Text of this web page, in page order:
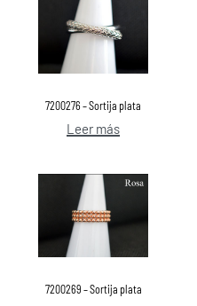
7200276 – Sortija plata
Leer más
7200269 – Sortija plata